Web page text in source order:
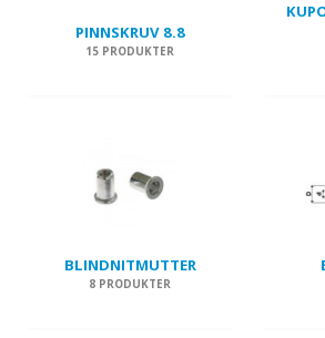
PINNSKRUV 8.8
15 PRODUKTER
BLINDNITMUTTER
8 PRODUKTER